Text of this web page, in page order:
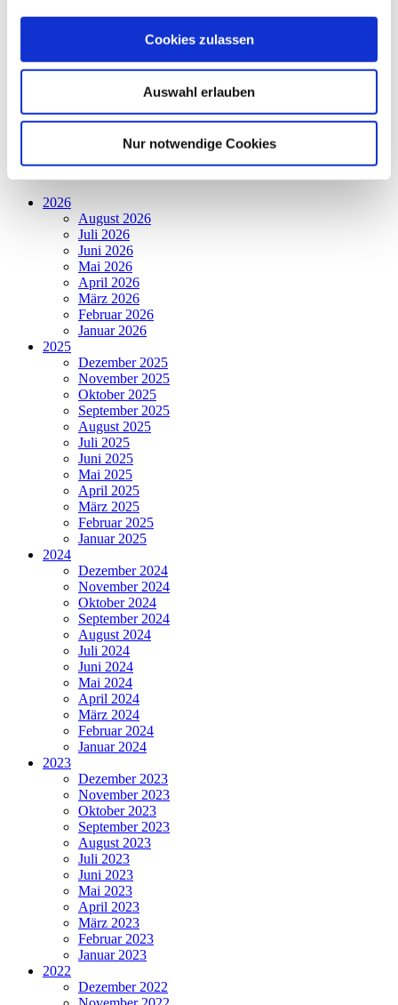
Cookies zulassen
Auswahl erlauben
Nur notwendige Cookies
Werkstatt Löhnberg
Kinder- und Familienzentren - Wetzlar
Allgemein
Archiv
2026
August 2026
Juli 2026
Juni 2026
Mai 2026
April 2026
März 2026
Februar 2026
Januar 2026
2025
Dezember 2025
November 2025
Oktober 2025
September 2025
August 2025
Juli 2025
Juni 2025
Mai 2025
April 2025
März 2025
Februar 2025
Januar 2025
2024
Dezember 2024
November 2024
Oktober 2024
September 2024
August 2024
Juli 2024
Juni 2024
Mai 2024
April 2024
März 2024
Februar 2024
Januar 2024
2023
Dezember 2023
November 2023
Oktober 2023
September 2023
August 2023
Juli 2023
Juni 2023
Mai 2023
April 2023
März 2023
Februar 2023
Januar 2023
2022
Dezember 2022